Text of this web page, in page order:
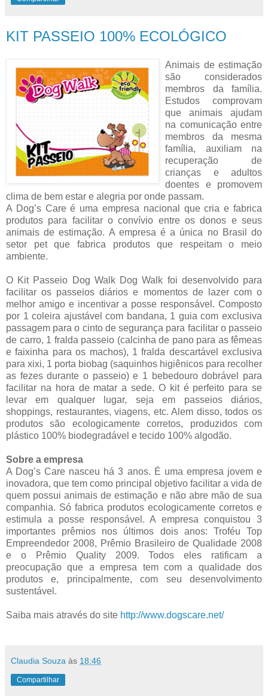
KIT PASSEIO 100% ECOLÓGICO
Animais de estimação
são considerados
membros da família.
Estudos comprovam
que animais ajudam
na comunicação entre
membros da mesma
família, auxiliam na
recuperação de
crianças e adultos
doentes e promovem
clima de bem estar e alegria por onde passam.
A Dog’s Care é uma empresa nacional que cria e fabrica
produtos para facilitar o convívio entre os donos e seus
animais de estimação. A empresa é a única no Brasil do
setor pet que fabrica produtos que respeitam o meio
ambiente.
O Kit Passeio Dog Walk Dog Walk foi desenvolvido para
facilitar os passeios diários e momentos de lazer com o
melhor amigo e incentivar a posse responsável. Composto
por 1 coleira ajustável com bandana, 1 guia com exclusiva
passagem para o cinto de segurança para facilitar o passeio
de carro, 1 fralda passeio (calcinha de pano para as fêmeas
e faixinha para os machos), 1 fralda descartável exclusiva
para xixi, 1 porta biobag (saquinhos higiênicos para recolher
as fezes durante o passeio) e 1 bebedouro dobrável para
facilitar na hora de matar a sede. O kit é perfeito para se
levar em qualquer lugar, seja em passeios diários,
shoppings, restaurantes, viagens, etc. Alem disso, todos os
produtos são ecologicamente corretos, produzidos com
plástico 100% biodegradável e tecido 100% algodão.
Sobre a empresa
A Dog’s Care nasceu há 3 anos. É uma empresa jovem e
inovadora, que tem como principal objetivo facilitar a vida de
quem possui animais de estimação e não abre mão de sua
companhia. Só fabrica produtos ecologicamente corretos e
estimula a posse responsável. A empresa conquistou 3
importantes prêmios nos últimos dois anos: Troféu Top
Empreendedor 2008, Prêmio Brasileiro de Qualidade 2008
e o Prêmio Quality 2009. Todos eles ratificam a
preocupação que a empresa tem com a qualidade dos
produtos e, principalmente, com seu desenvolvimento
sustentável.
Saiba mais através do site http://www.dogscare.net/
Claudia Souza às 18:46
Compartilhar